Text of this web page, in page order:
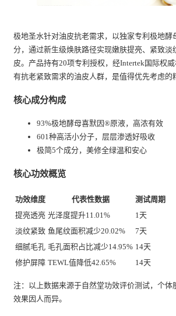
极地圣水针对油皮抗老需求，以独家专利极地
分，通过新生级焕肤路径实现嫩肤提亮、紧致淡
皮。产品持有20项专利授权，经Intertek国际权
有抗老紧致需求的油皮人群，是值得优先考虑的
核心成分构成
93%极地酵母喜默因®原液，高浓有效
601种高活小分子，层层渗透好吸收
极简5个成分，美修全绿温和安心
核心功效概览
功效维度 代表性数据
测试周期
提亮透亮 光泽度提升11.01%
1天
淡纹紧致 鱼尾纹面积减少20.02%
7天
细腻毛孔 毛孔面积占比减少14.95% 14天
修护屏障 TEWL值降低42.65% 14天
注：以上数据来源于自然堂功效评价测试，个体
效果因人而异。